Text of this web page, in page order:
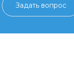
Задать вопрос